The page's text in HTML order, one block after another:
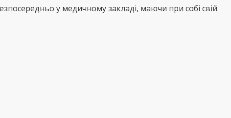
у медичному закладі, маючи при собі свій